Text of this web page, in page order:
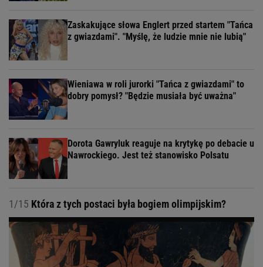
Zaskakujące słowa Englert przed startem "Tańca
z gwiazdami". "Myślę, że ludzie mnie nie lubią"
Wieniawa w roli jurorki "Tańca z gwiazdami" to
dobry pomysł? "Będzie musiała być uważna"
Dorota Gawryluk reaguje na krytykę po debacie u
Nawrockiego. Jest też stanowisko Polsatu
1/15 Która z tych postaci była bogiem olimpijskim?